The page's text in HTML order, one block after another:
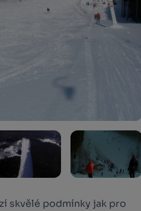
skvělé podmínky jak pro